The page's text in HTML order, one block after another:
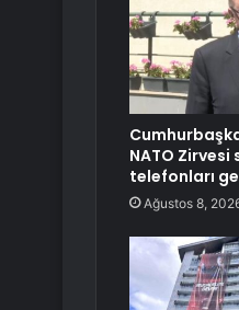
NATO Zirvesi
telefonları
Ağustos 8,